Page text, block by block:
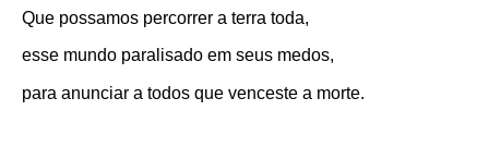
Que possamos percorrer a terra toda,
esse mundo paralisado em seus medos,
para anunciar a todos que venceste a morte.